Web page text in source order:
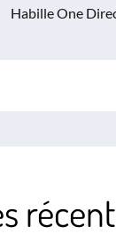
Habille One